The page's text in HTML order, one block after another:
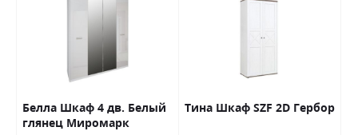
Белла Шкаф 4 дв. Белый
глянец Миромарк
Тина Шкаф SZF 2D Гербор